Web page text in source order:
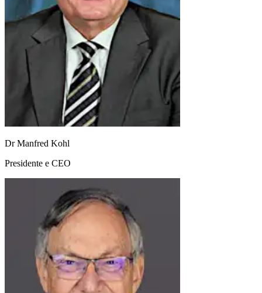
Dr Manfred Kohl
Presidente e CEO